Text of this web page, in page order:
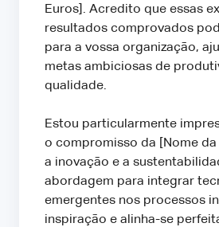
Euros]. Acredito que essas
resultados comprovados
para a vossa organização,
metas ambiciosas de
qualidade.
Estou particularmente
o compromisso da [Nome
a inovação e a
abordagem para integrar
emergentes nos processos
inspiração e alinha-se